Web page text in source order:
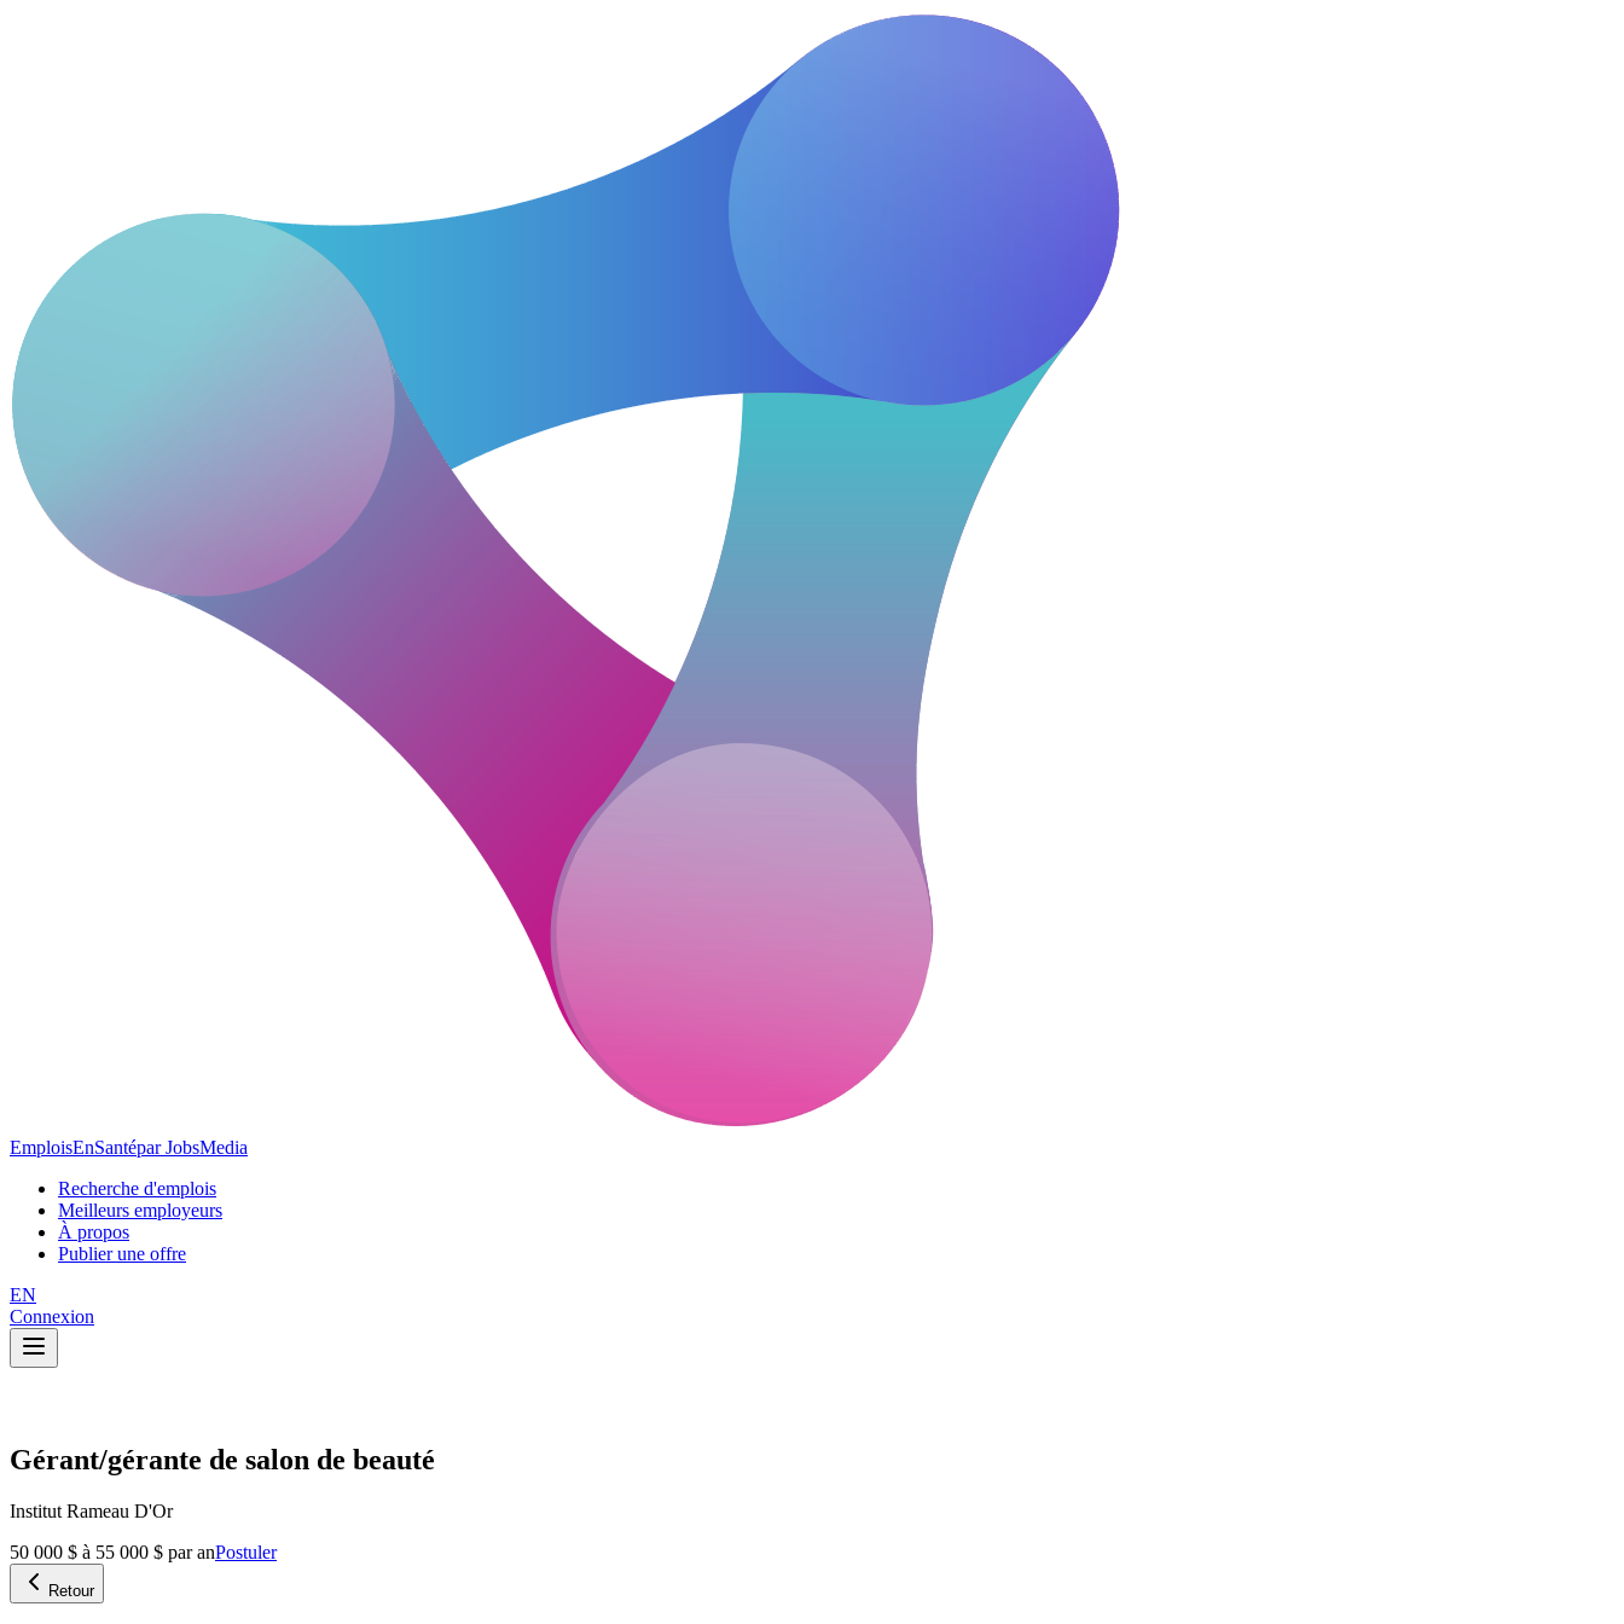
EmploisEnSantépar JobsMedia
Recherche d'emplois
Meilleurs employeurs
À propos
Publier une offre
EN
Connexion
Gérant/gérante de salon de beauté
Institut Rameau D'Or
50 000 $ à 55 000 $ par anPostuler
Retour